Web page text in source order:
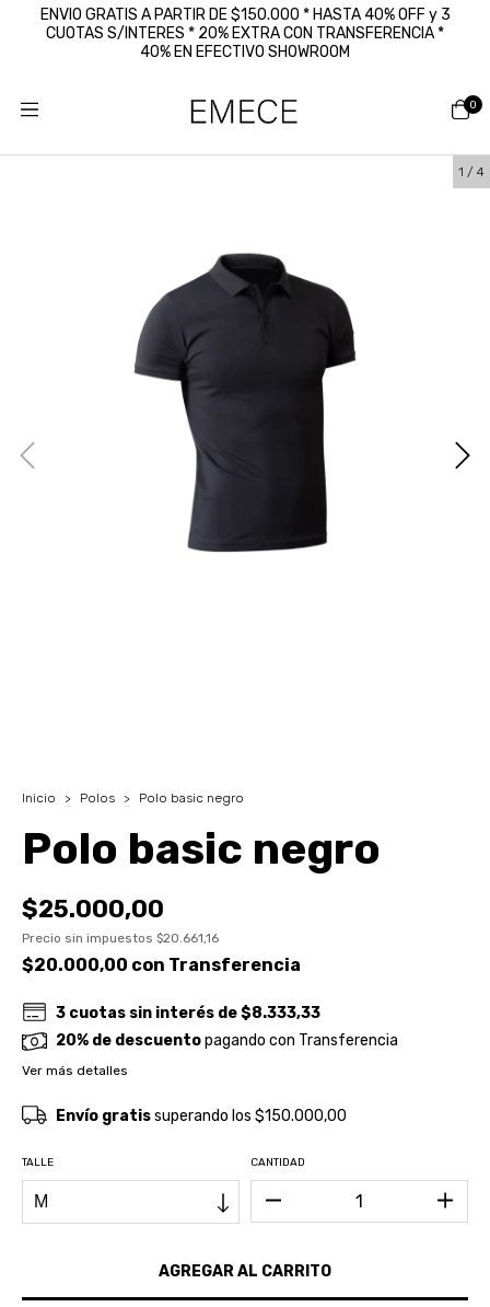
ENVIO GRATIS A PARTIR DE $150.000 * HASTA 40% OFF y 3
CUOTAS S/INTERES * 20% EXTRA CON TRANSFERENCIA *
40% EN EFECTIVO SHOWROOM
0
1 / 4
Inicio > Polos > Polo basic negro
Polo basic negro
$25.000,00
Precio sin impuestos $20.661,16
$20.000,00 con Transferencia
3 cuotas sin interés de$8.333,33
20% de descuentopagando con Transferencia
Ver más detalles
Envío gratissuperando los$150.000,00
TALLE CANTIDAD